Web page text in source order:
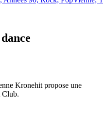
Kronehit propose une
Club.